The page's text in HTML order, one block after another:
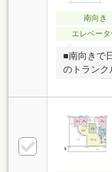
南向き
エレベータ
■南向きで
のトランク
にあり、
近く、毎日
シア石芝
レブン松
開明小学
【その他専